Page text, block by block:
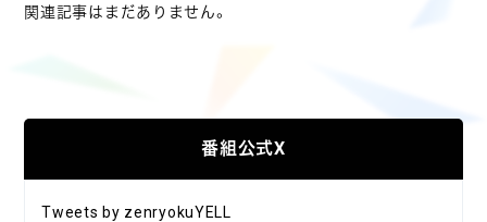
関連記事はまだありません。
番組公式X
Tweets by zenryokuYELL